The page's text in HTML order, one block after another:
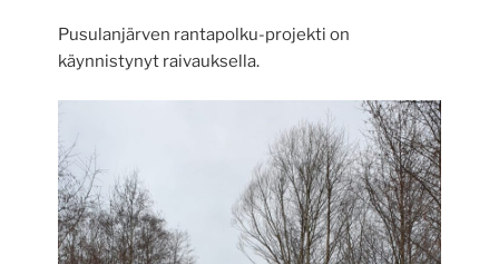
Pusulanjärven rantapolku-projekti on
käynnistynyt raivauksella.